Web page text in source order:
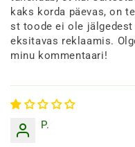
kaks korda päevas, on
st toode ei ole jälgedest
eksitavas reklaamis.
minu kommentaari!
P.